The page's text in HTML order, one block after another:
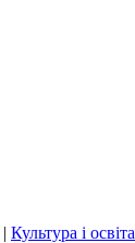
| Культура і освіта